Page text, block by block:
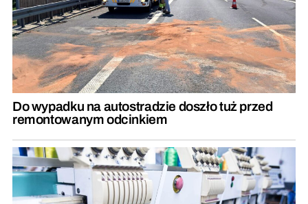
Do wypadku na autostradzie doszło tuż przed
remontowanym odcinkiem